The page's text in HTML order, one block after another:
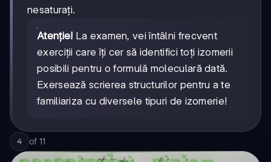
nesaturați.
Atenție! La examen, vei întâlni frecvent
exerciții care îți cer să identifici toți izomerii
posibili pentru o formulă moleculară dată.
Exersează scrierea structurilor pentru a te
familiariza cu diversele tipuri de izomerie!
4 of 11